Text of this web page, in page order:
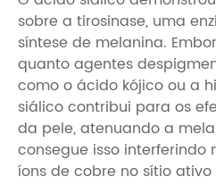
sobre a tirosinase, uma
síntese de melanina.
quanto agentes
como o ácido kójico ou a
siálico contribui para os
da pele, atenuando a
consegue isso
íons de cobre no sítio